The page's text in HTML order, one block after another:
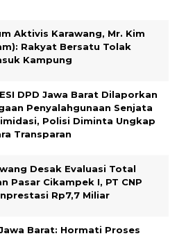
Aktivis Karawang, Mr. Kim
Rakyat Bersatu Tolak
Kampung
DPD Jawa Barat Dilaporkan
Penyalahgunaan Senjata
Polisi Diminta Ungkap
Transparan
Desak Evaluasi Total
Pasar Cikampek I, PT CNP
Rp7,7 Miliar
Barat: Hormati Proses